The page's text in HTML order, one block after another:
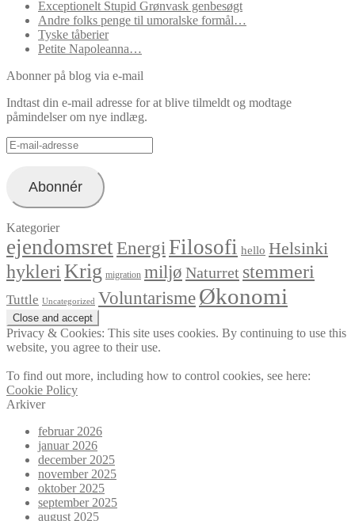
Exceptionelt Stupid Grønvask genbesøgt
Andre folks penge til umoralske formål…
Tyske tåberier
Petite Napoleanna…
Abonner på blog via e-mail
Indtast din e-mail adresse for at blive tilmeldt og modtage
påmindelser om nye indlæg.
E-
mail-
Abonnér
Kategorier
ejendomsretEnergi Filosofi hello Helsinki
hykleri Krig migration miljø Naturret stemmeri
Tuttle Uncategorized VoluntarismeØkonomi
Privacy & Cookies: This site uses cookies. By continuing to use this
website, you agree to their use.
To find out more, including how to control cookies, see here:
Cookie Policy
Arkiver
februar 2026
januar 2026
december 2025
november 2025
oktober 2025
september 2025
august 2025